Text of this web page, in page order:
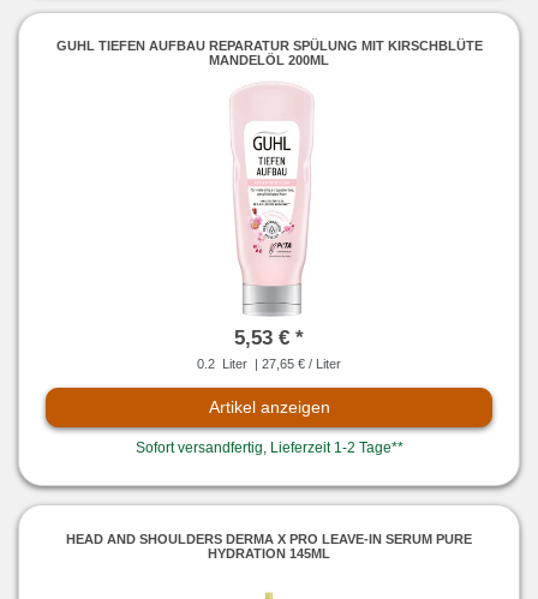
GUHL TIEFEN AUFBAU REPARATUR SPÜLUNG MIT KIRSCHBLÜTE
MANDELÖL 200ML
5,53 € *
0.2 Liter | 27,65 € / Liter
Artikel anzeigen
Sofort versandfertig, Lieferzeit 1-2 Tage**
HEAD AND SHOULDERS DERMA X PRO LEAVE-IN SERUM PURE
HYDRATION 145ML